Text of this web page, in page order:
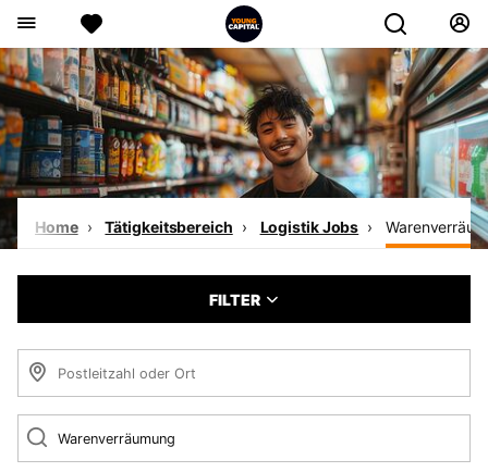
Home Tätigkeitsbereich Logistik Jobs
FILTER